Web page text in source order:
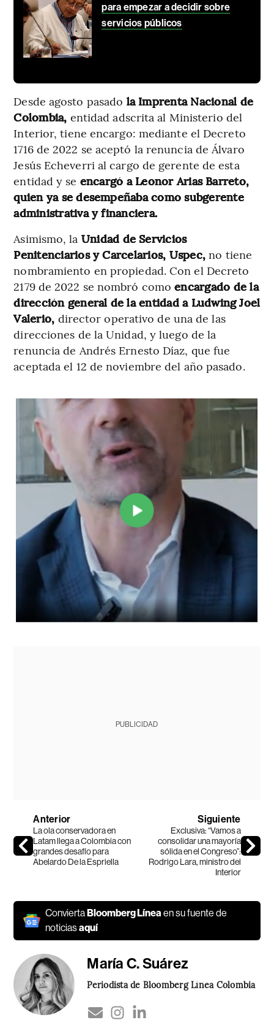
para empezar a decidir sobre
servicios públicos
Desde agosto pasado la Imprenta Nacional de
Colombia, entidad adscrita al Ministerio del
Interior, tiene encargo: mediante el Decreto
1716 de 2022 se aceptó la renuncia de Álvaro
Jesús Echeverri al cargo de gerente de esta
entidad y se encargó a Leonor Arias Barreto,
quien ya se desempeñaba como subgerente
administrativa y financiera.
Asimismo, la Unidad de Servicios
Penitenciarios y Carcelarios, Uspec,no tiene
nombramiento en propiedad. Con el Decreto
2179 de 2022 se nombró comoencargado de la
dirección general de la entidad a Ludwing Joel
Valerio, director operativo de una de las
direcciones de la Unidad, y luego de la
renuncia de Andrés Ernesto Díaz, que fue
aceptada el 12 de noviembre del año pasado.
PUBLICIDAD
Anterior
La ola conservadora en
Latam llega a Colombia con
grandes desafío para
Abelardo De la Espriella
Siguiente
Exclusiva: “Vamos a
consolidar una mayoría
sólida en el Congreso”:
Rodrigo Lara, ministro del
Interior
ConviertaBloomberg Líneaen su fuente de
noticiasaquí
María C. Suárez
Periodista de Bloomberg Línea Colombia